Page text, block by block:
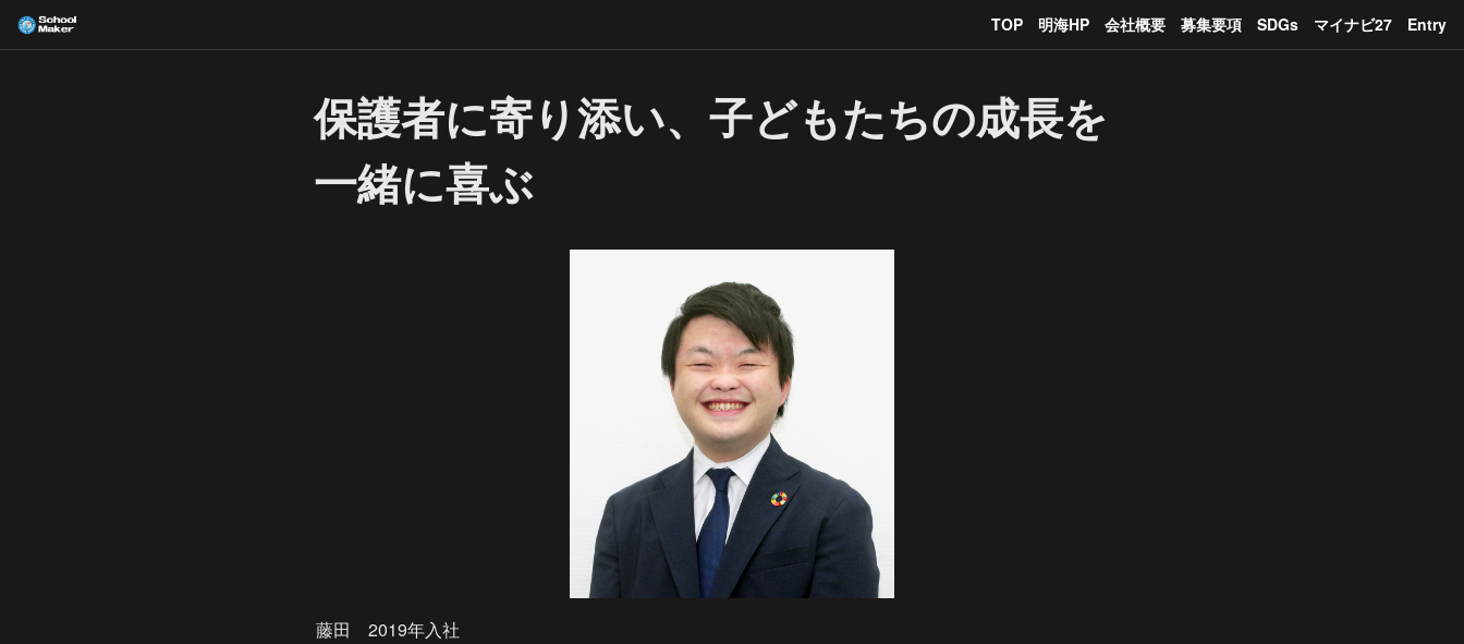
TOP 明海HP 会社概要 募集要項 SDGs マイナビ27 Entry
保護者に寄り添い、子どもたちの成長を
一緒に喜ぶ
藤田　2019年入社